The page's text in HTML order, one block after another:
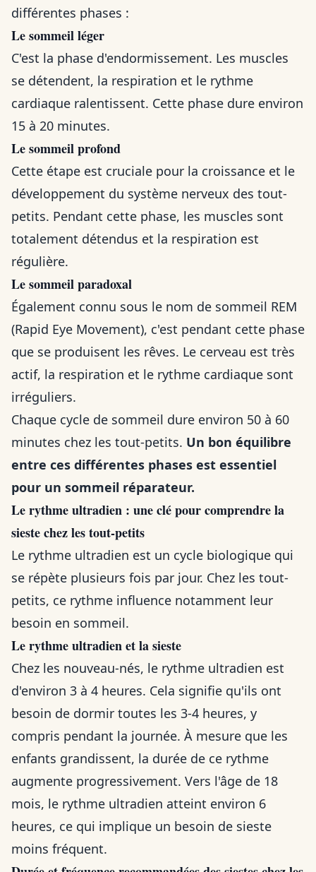
différentes phases :
Le sommeil léger
C'est la phase d'endormissement. Les muscles
se détendent, la respiration et le rythme
cardiaque ralentissent. Cette phase dure environ
15 à 20 minutes.
Le sommeil profond
Cette étape est cruciale pour la croissance et le
développement du système nerveux des tout-
petits. Pendant cette phase, les muscles sont
totalement détendus et la respiration est
régulière.
Le sommeil paradoxal
Également connu sous le nom de sommeil REM
(Rapid Eye Movement), c'est pendant cette phase
que se produisent les rêves. Le cerveau est très
actif, la respiration et le rythme cardiaque sont
irréguliers.
Chaque cycle de sommeil dure environ 50 à 60
minutes chez les tout-petits. Un bon équilibre
entre ces différentes phases est essentiel
pour un sommeil réparateur.
Le rythme ultradien : une clé pour comprendre la
sieste chez les tout-petits
Le rythme ultradien est un cycle biologique qui
se répète plusieurs fois par jour. Chez les tout-
petits, ce rythme influence notamment leur
besoin en sommeil.
Le rythme ultradien et la sieste
Chez les nouveau-nés, le rythme ultradien est
d'environ 3 à 4 heures. Cela signifie qu'ils ont
besoin de dormir toutes les 3-4 heures, y
compris pendant la journée. À mesure que les
enfants grandissent, la durée de ce rythme
augmente progressivement. Vers l'âge de 18
mois, le rythme ultradien atteint environ 6
heures, ce qui implique un besoin de sieste
moins fréquent.